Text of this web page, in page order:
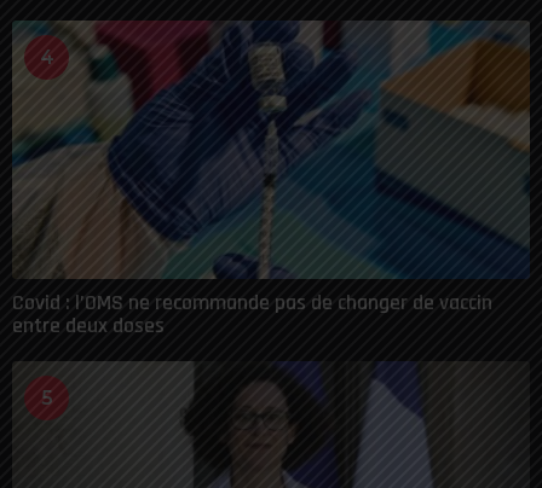
4
Covid : l’OMS ne recommande pas de changer de vaccin
entre deux doses
5